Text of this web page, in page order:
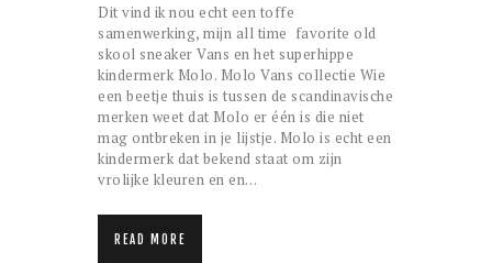
Dit vind ik nou echt een toffe
samenwerking, mijn all time favorite old
skool sneaker Vans en het superhippe
kindermerk Molo. Molo Vans collectie Wie
een beetje thuis is tussen de scandinavische
merken weet dat Molo er één is die niet
mag ontbreken in je lijstje. Molo is echt een
kindermerk dat bekend staat om zijn
vrolijke kleuren en en…
READ MORE